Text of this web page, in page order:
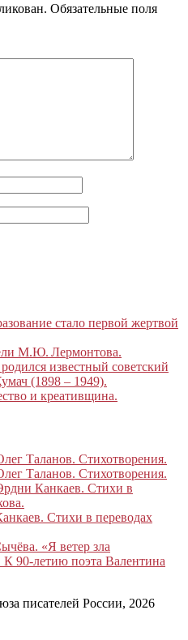
Обязательные поля
стало первой жертвой
М.Ю. Лермонтова.
известный советский
(1898 – 1949).
и креативщина.
Таланов. Стихотворения.
Таланов. Стихотворения.
Канкаев. Стихи в
Стихи в переводах
«Я ветер зла
90-летию поэта Валентина
писателей России, 2026